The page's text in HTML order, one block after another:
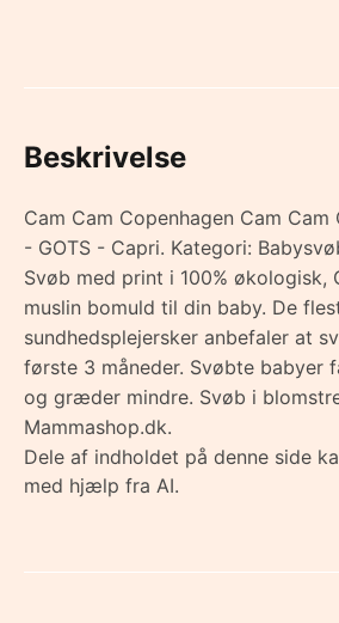
Beskrivelse
Cam Cam Copenhagen Cam Cam
- GOTS - Capri. Kategori:
Svøb med print i 100% økologisk,
muslin bomuld til din baby. De
sundhedsplejersker anbefaler at
første 3 måneder. Svøbte babyer
og græder mindre. Svøb i
Mammashop.dk.
Dele af indholdet på denne side
med hjælp fra AI.